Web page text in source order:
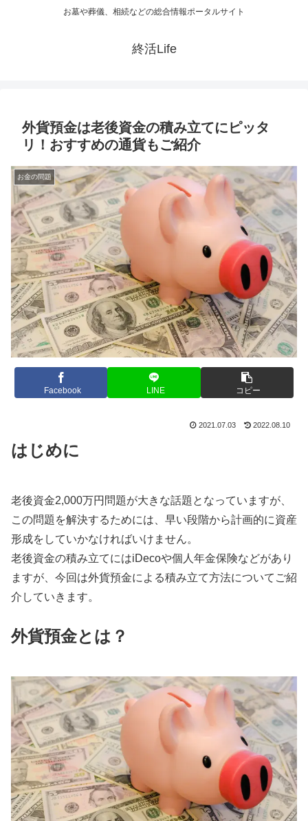
お墓や葬儀、相続などの総合情報ポータルサイト
終活Life
外貨預金は老後資金の積み立てにピッタ
リ！おすすめの通貨もご紹介
お金の問題
Facebook LINE コピー
2021.07.03 2022.08.10
はじめに
老後資金2,000万円問題が大きな話題となっていますが、
この問題を解決するためには、早い段階から計画的に資産
形成をしていかなければいけません。
老後資金の積み立てにはiDecoや個人年金保険などがあり
ますが、今回は外貨預金による積み立て方法についてご紹
介していきます。
外貨預金とは？